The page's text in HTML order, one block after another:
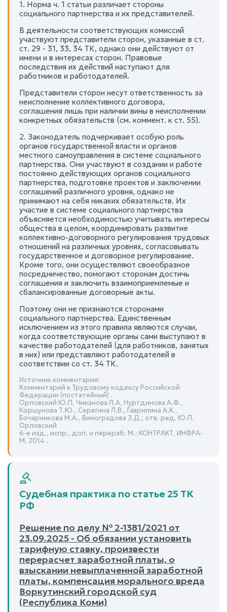
1. Норма ч. 1 статьи различает стороны
социального партнерства и их представителей.
В деятельности соответствующих комиссий
участвуют представители сторон, указанные в ст.
ст. 29 - 31, 33, 34 ТК, однако они действуют от
имени и в интересах сторон. Правовые
последствия их действий наступают для
работников и работодателей.
Представители сторон несут ответственность за
неисполнение коллективного договора,
соглашения лишь при наличии вины в неисполнении
конкретных обязательств (см. коммент. к ст. 55).
2. Законодатель подчеркивает особую роль
органов государственной власти и органов
местного самоуправления в системе социального
партнерства. Они участвуют в создании и работе
постоянно действующих органов социального
партнерства, подготовке проектов и заключении
соглашений различного уровня, однако не
принимают на себя никаких обязательств. Их
участие в системе социального партнерства
объясняется необходимостью учитывать интересы
общества в целом, координировать развитие
коллективно-договорного регулирования трудовых
отношений на различных уровнях, согласовывать
государственное и договорное регулирование.
Кроме того, они осуществляют своеобразное
посредничество, помогают сторонам достичь
соглашения и заключить взаимоприемлемые и
сбалансированные договорные акты.
Поэтому они не признаются сторонами
социального партнерства. Единственным
исключением из этого правила являются случаи,
когда соответствующие органы сами выступают в
качестве работодателей (для работников, занятых
в них) или представляют работодателей в
соответствии со ст. 34 ТК.
Источник комментария:
Комментарий к Трудовому кодексу Российской
Федерации (постатейный) .
Орловский Ю.П, Чиканова Л.А, Нуртдинова А.Ф.,
Коршунова Т.Ю., Серегина Л.В., Гаврилина А.К.,
Бочарникова М.А., Виноградова З.Д.; отв. ред. Ю.П.
Орловский
6-е изд., испр., доп. и перераб. М.: КОНТРАКТ, ИНФРА-
М, 2014 .
Судебная практика по статье 25 ТК
РФ
Решение по делу № 2-1381/2021 от
23.09.2025 - Об обязании установить
тарифную ставку, произвести
перерасчет заработной платы, о
взыскании невыплаченной заработной
платы, компенсация морального вреда
Воркутинский городской суд
(Республика Коми)